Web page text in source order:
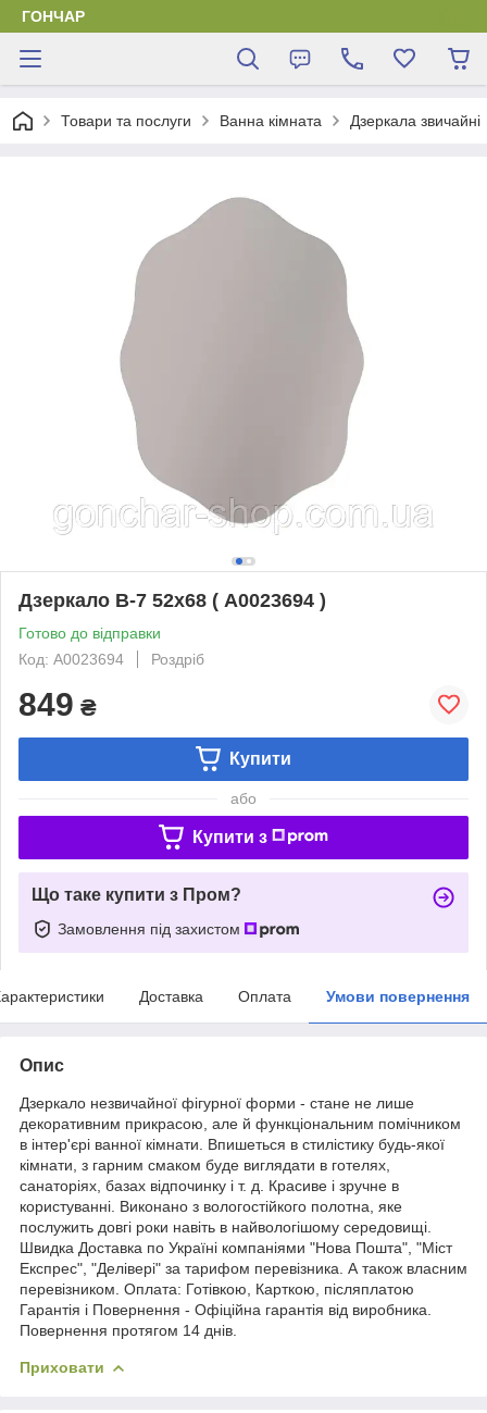
ГОНЧАР
Товари та послуги Ванна кімната Дзеркала звичайні
Дзеркало В-7 52х68 ( А0023694 )
Готово до відправки
Код: А0023694
Роздріб
849 ₴
Купити
або
Купити з
Що таке купити з Пром?
Замовлення під захистом
Доставка Оплата Умови повернення
Опис
Дзеркало незвичайної фігурної форми - стане не лише
декоративним прикрасою, але й функціональним помічником
в інтер'єрі ванної кімнати. Впишеться в стилістику будь-якої
кімнати, з гарним смаком буде виглядати в готелях,
санаторіях, базах відпочинку і т. д. Красиве і зручне в
користуванні. Виконано з вологостійкого полотна, яке
послужить довгі роки навіть в найвологішому середовищі.
Швидка Доставка по Україні компаніями "Нова Пошта", "Міст
Експрес", "Делівері" за тарифом перевізника. А також власним
перевізником. Оплата: Готівкою, Карткою, післяплатою
Гарантія і Повернення - Офіційна гарантія від виробника.
Повернення протягом 14 днів.
Приховати